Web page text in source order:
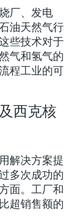
厂、发电
油天然气行
些技术对于
气和氢气的
程工业的可
西克核
解决方案提
多次成功的
面。工厂和
超销售额的